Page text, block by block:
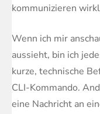
kommunizieren
Wenn ich mir
aussieht, bin ich
kurze, technische
CLI-Kommando.
eine Nachricht an